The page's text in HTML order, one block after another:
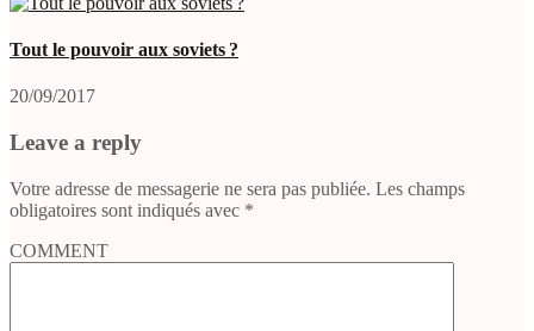
Tout le pouvoir aux soviets ?
20/09/2017
Leave a reply
Votre adresse de messagerie ne sera pas publiée. Les champs
obligatoires sont indiqués avec *
COMMENT